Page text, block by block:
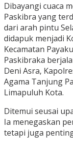
Dibayangi cuaca
Paskibra yang
dari arah pintu
didapuk menjadi
Kecamatan
Paskibraka
Deni Asra,
Agama Tanjung
Limapuluh Kota.
Ditemui seusai
Ia menegaskan
tetapi juga